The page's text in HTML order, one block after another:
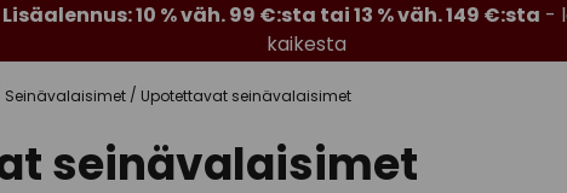
Lisäalennus: 10 % väh. 99 €:sta tai 13 % väh. 149 €:sta
kaikesta
Seinävalaisimet Upotettavat seinävalaisimet
seinävalaisimet